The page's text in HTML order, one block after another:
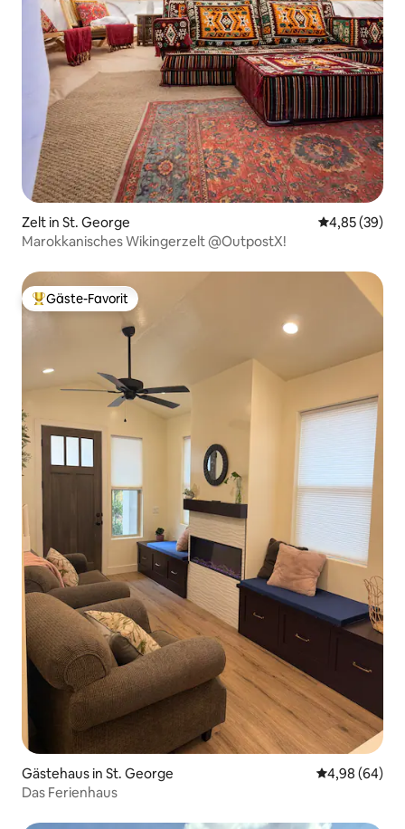
Zelt in St. George
4,85 (39)
Marokkanisches Wikingerzelt @OutpostX!
Beliebter Gäste-Favorit.
Gäste-Favorit
Gästehaus in St. George
4,98 (64)
Das Ferienhaus